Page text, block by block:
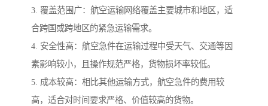
3. 覆盖范围广：航空运输网络覆盖主要城市和地区，适
合跨国或跨地区的紧急运输需求。
4. 安全性高：航空急件在运输过程中受天气、交通等因
素影响较小，且操作规范严格，货物损坏率较低。
5. 成本较高：相比其他运输方式，航空急件的费用较
高，适合对时间要求严格、价值较高的货物。